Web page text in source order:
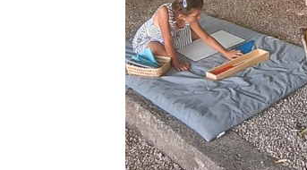
ATELIERS SNOEZELEN